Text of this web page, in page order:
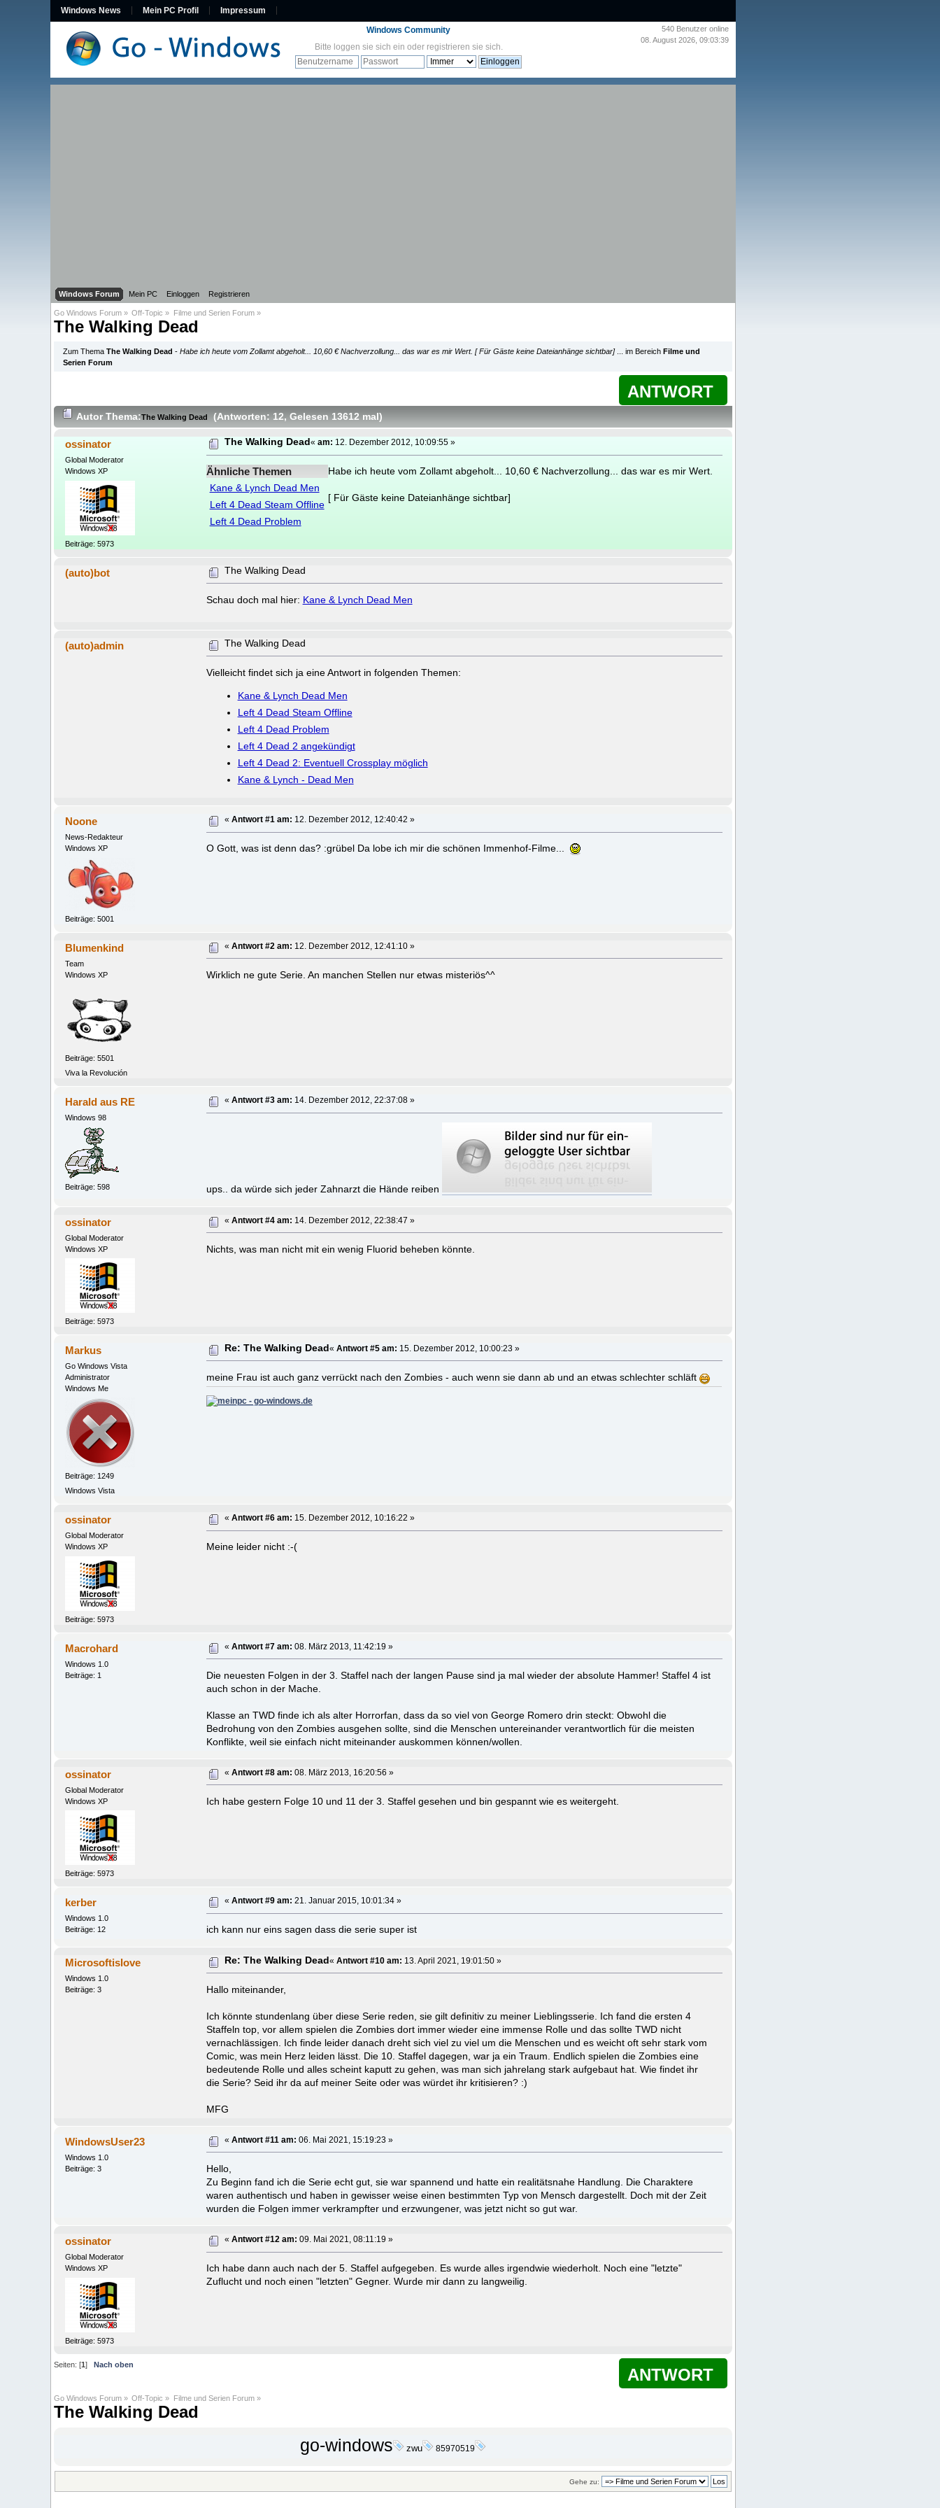
Windows News Mein PC Profil Impressum
540 Benutzer online
08. August 2026, 09:03:39
Windows Community
Bitte loggen sie sich ein oder registrieren sie sich.
Windows Forum Mein PC Einloggen Registrieren
Go Windows Forum » Off-Topic » Filme und Serien Forum»
The Walking Dead
Zum ThemaThe Walking Dead -Habe ich heute vom Zollamt abgeholt... 10,60 € Nachverzollung... das war es mir Wert. [ Für Gäste keine Dateianhänge sichtbar] ... im BereichFilme und
Serien Forum
ANTWORT
AutorThema:The Walking Dead (Antworten: 12, Gelesen 13612 mal )
ossinator
Global Moderator
Windows XP
Beiträge: 5973
The Walking Dead«am: 12. Dezember 2012, 10:09:55 »
Ähnliche Themen
Kane & Lynch Dead Men
Left 4 Dead Steam Offline
Left 4 Dead Problem
Habe ich heute vom Zollamt abgeholt... 10,60 € Nachverzollung... das war es mir Wert.
[ Für Gäste keine Dateianhänge sichtbar]
(auto)bot The Walking Dead
Schau doch mal hier: Kane & Lynch Dead Men
(auto)admin The Walking Dead
Vielleicht findet sich ja eine Antwort in folgenden Themen:
Kane & Lynch Dead Men
Left 4 Dead Steam Offline
Left 4 Dead Problem
Left 4 Dead 2 angekündigt
Left 4 Dead 2: Eventuell Crossplay möglich
Kane & Lynch - Dead Men
Noone
News-Redakteur
Windows XP
Beiträge: 5001
«Antwort #1 am: 12. Dezember 2012, 12:40:42 »
O Gott, was ist denn das? :grübel Da lobe ich mir die schönen Immenhof-Filme...
Blumenkind
Team
Windows XP
Beiträge: 5501
Viva la Revolución
«Antwort #2 am: 12. Dezember 2012, 12:41:10 »
Wirklich ne gute Serie. An manchen Stellen nur etwas misteriös^^
Harald aus RE
Windows 98
Beiträge: 598
«Antwort #3 am: 14. Dezember 2012, 22:37:08 »
ups.. da würde sich jeder Zahnarzt die Hände reiben
ossinator
Global Moderator
Windows XP
Beiträge: 5973
«Antwort #4 am: 14. Dezember 2012, 22:38:47 »
Nichts, was man nicht mit ein wenig Fluorid beheben könnte.
Markus
Go Windows Vista
Administrator
Windows Me
Beiträge: 1249
Windows Vista
Re: The Walking Dead«Antwort #5 am: 15. Dezember 2012, 10:00:23 »
meine Frau ist auch ganz verrückt nach den Zombies - auch wenn sie dann ab und an etwas schlechter schläft
ossinator
Global Moderator
Windows XP
Beiträge: 5973
«Antwort #6 am: 15. Dezember 2012, 10:16:22 »
Meine leider nicht :-(
Macrohard
Windows 1.0
Beiträge: 1
«Antwort #7 am: 08. März 2013, 11:42:19 »
Die neuesten Folgen in der 3. Staffel nach der langen Pause sind ja mal wieder der absolute Hammer! Staffel 4 ist
auch schon in der Mache.
Klasse an TWD finde ich als alter Horrorfan, dass da so viel von George Romero drin steckt: Obwohl die
Bedrohung von den Zombies ausgehen sollte, sind die Menschen untereinander verantwortlich für die meisten
Konflikte, weil sie einfach nicht miteinander auskommen können/wollen.
ossinator
Global Moderator
Windows XP
Beiträge: 5973
«Antwort #8 am: 08. März 2013, 16:20:56 »
Ich habe gestern Folge 10 und 11 der 3. Staffel gesehen und bin gespannt wie es weitergeht.
kerber
Windows 1.0
Beiträge: 12
«Antwort #9 am: 21. Januar 2015, 10:01:34 »
ich kann nur eins sagen dass die serie super ist
Microsoftislove
Windows 1.0
Beiträge: 3
Re: The Walking Dead«Antwort #10 am: 13. April 2021, 19:01:50 »
Hallo miteinander,
Ich könnte stundenlang über diese Serie reden, sie gilt definitiv zu meiner Lieblingsserie. Ich fand die ersten 4
Staffeln top, vor allem spielen die Zombies dort immer wieder eine immense Rolle und das sollte TWD nicht
vernachlässigen. Ich finde leider danach dreht sich viel zu viel um die Menschen und es weicht oft sehr stark vom
Comic, was mein Herz leiden lässt. Die 10. Staffel dagegen, war ja ein Traum. Endlich spielen die Zombies eine
bedeutende Rolle und alles scheint kaputt zu gehen, was man sich jahrelang stark aufgebaut hat. Wie findet ihr
die Serie? Seid ihr da auf meiner Seite oder was würdet ihr kritisieren? :)
MFG
WindowsUser23
Windows 1.0
Beiträge: 3
«Antwort #11 am: 06. Mai 2021, 15:19:23 »
Hello,
Zu Beginn fand ich die Serie echt gut, sie war spannend und hatte ein realitätsnahe Handlung. Die Charaktere
waren authentisch und haben in gewisser weise einen bestimmten Typ von Mensch dargestellt. Doch mit der Zeit
wurden die Folgen immer verkrampfter und erzwungener, was jetzt nicht so gut war.
ossinator
Global Moderator
Windows XP
Beiträge: 5973
«Antwort #12 am: 09. Mai 2021, 08:11:19 »
Ich habe dann auch nach der 5. Staffel aufgegeben. Es wurde alles irgendwie wiederholt. Noch eine "letzte"
Zuflucht und noch einen "letzten" Gegner. Wurde mir dann zu langweilig.
ANTWORT
Seiten: [1 ] Nach oben
Go Windows Forum » Off-Topic » Filme und Serien Forum»
The Walking Dead
go-windows zwu 85970519
Gehe zu: